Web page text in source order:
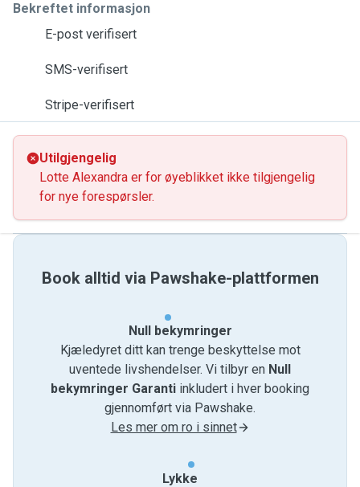
Bekreftet informasjon
E-post verifisert
SMS-verifisert
Stripe-verifisert
Utilgjengelig
Lotte Alexandra er for øyeblikket ikke tilgjengelig
for nye forespørsler.
Book alltid via Pawshake-plattformen
Null bekymringer
Kjæledyret ditt kan trenge beskyttelse mot
uventede livshendelser. Vi tilbyr en Null
bekymringer Garanti inkludert i hver booking
gjennomført via Pawshake.
Les mer om ro i sinnet
Lykke